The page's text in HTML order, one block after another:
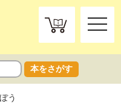
toggle
本をさがす
う